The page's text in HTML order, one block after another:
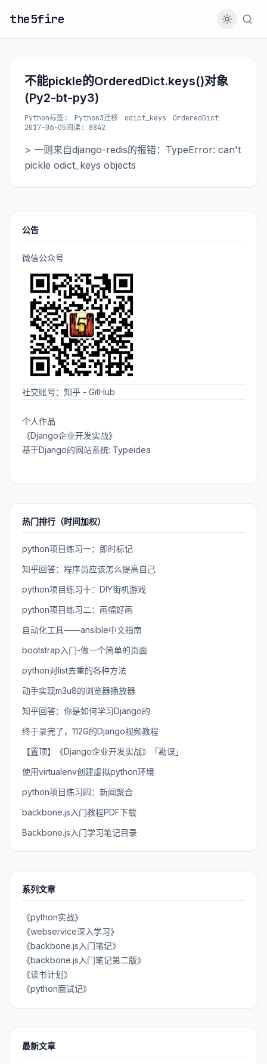
the5fire
不能pickle的OrderedDict.keys()对象
(Py2-bt-py3)
Python标签: Python3迁移 odict_keys
OrderedDict
2017-06-05阅读: 8842
> 一则来自django-redis的报错：TypeError: can't
pickle odict_keys objects
公告
微信公众号
社交账号： 知乎 - GitHub
个人作品
《Django企业开发实战》
基于Django的网站系统: Typeidea
热门排行（时间加权）
python项目练习一：即时标记
知乎回答：程序员应该怎么提高自己
python项目练习十：DIY街机游戏
python项目练习二：画幅好画
自动化工具——ansible中文指南
bootstrap入门-做一个简单的页面
python对list去重的各种方法
动手实现m3u8的浏览器播放器
知乎回答：你是如何学习Django的
终于录完了，112G的Django视频教程
【置顶】《Django企业开发实战》「勘误」
使用virtualenv创建虚拟python环境
python项目练习四：新闻聚合
backbone.js入门教程PDF下载
Backbone.js入门学习笔记目录
系列文章
《python实战》
《webservice深入学习》
《backbone.js入门笔记》
《backbone.js入门笔记第二版》
《读书计划》
《python面试记》
最新文章